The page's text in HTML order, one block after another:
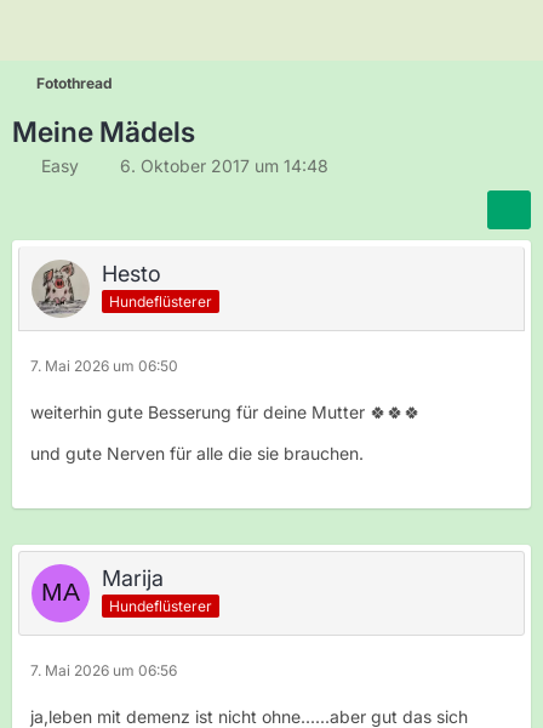
Fotothread
Meine Mädels
Easy 6. Oktober 2017 um 14:48
Hesto
Hundeflüsterer
7. Mai 2026 um 06:50
weiterhin gute Besserung für deine Mutter 🍀🍀🍀
und gute Nerven für alle die sie brauchen.
Marija
Hundeflüsterer
7. Mai 2026 um 06:56
ja,leben mit demenz ist nicht ohne......aber gut das sich